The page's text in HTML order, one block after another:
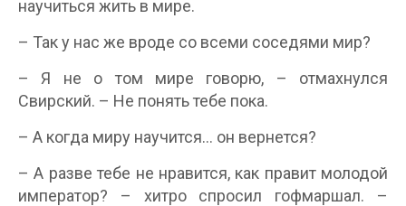
научиться жить в мире.
– Так у нас же вроде со всеми соседями мир?
– Я не о том мире говорю, – отмахнулся
Свирский. – Не понять тебе пока.
– А когда миру научится… он вернется?
– А разве тебе не нравится, как правит молодой
император? – хитро спросил гофмаршал. –